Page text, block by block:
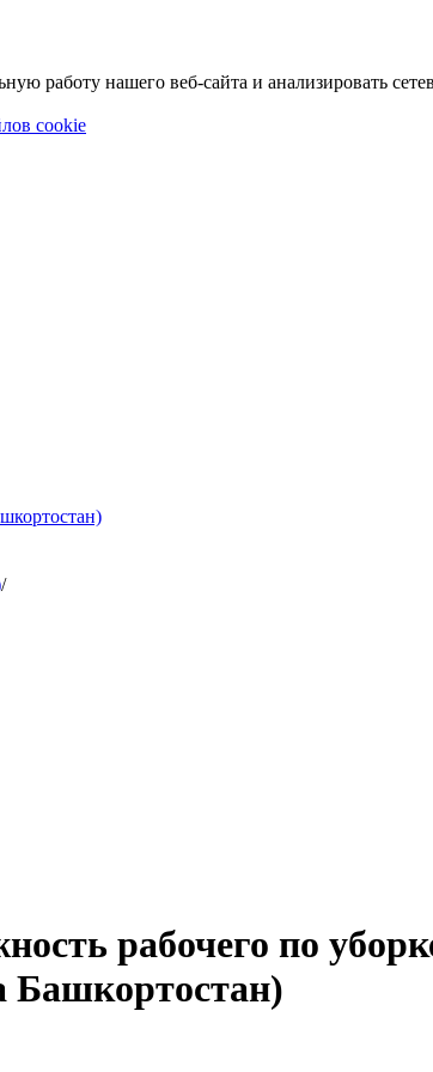
работу нашего веб-сайта и анализировать
cookie
/
рабочего по
Башкортостан)